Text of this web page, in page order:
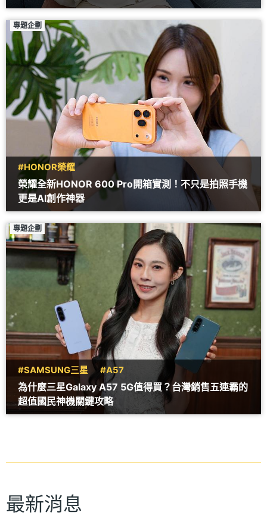
專題企劃
#HONOR榮耀
榮耀全新HONOR 600 Pro開箱實測！不只是拍照手機
更是AI創作神器
專題企劃
#SAMSUNG三星 #A57
為什麼三星Galaxy A57 5G值得買？台灣銷售五連霸的
超值國民神機關鍵攻略
最新消息